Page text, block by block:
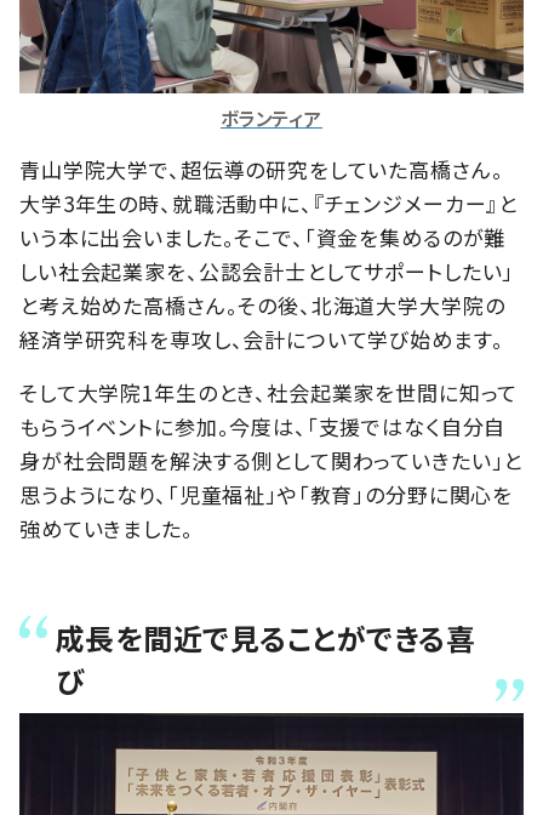
ボランティア
青山学院大学で、超伝導の研究をしていた高橋さん。
大学3年生の時、就職活動中に、『チェンジメーカー』と
いう本に出会いました。そこで、「資金を集めるのが難
しい社会起業家を、公認会計士としてサポートしたい」
と考え始めた高橋さん。その後、北海道大学大学院の
経済学研究科を専攻し、会計について学び始めます。
そして大学院1年生のとき、社会起業家を世間に知って
もらうイベントに参加。今度は、「支援ではなく自分自
身が社会問題を解決する側として関わっていきたい」と
思うようになり、「児童福祉」や「教育」の分野に関心を
強めていきました。
成長を間近で見ることができる喜
び